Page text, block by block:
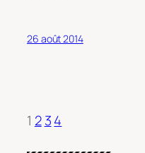
26 août 2014
1 2 34